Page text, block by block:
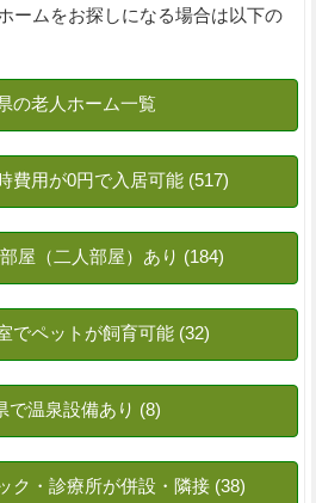
ームをお探しになる場合は以下の